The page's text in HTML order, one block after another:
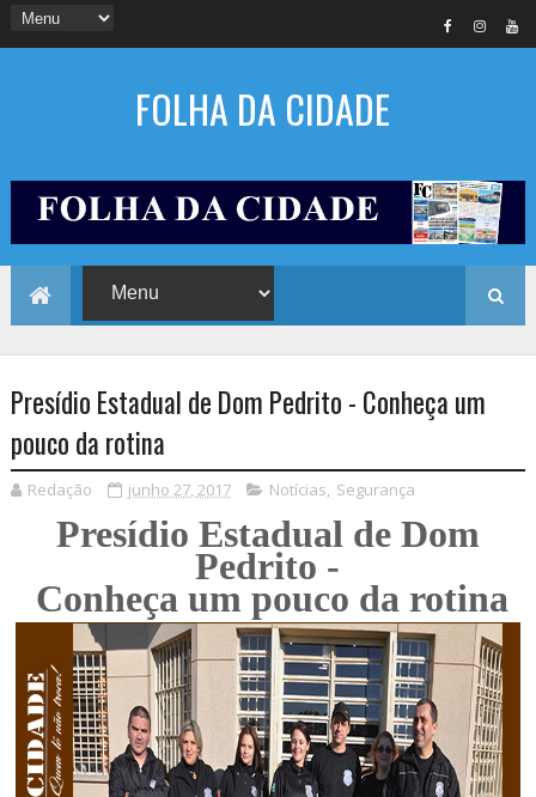
FOLHA DA CIDADE
Presídio Estadual de Dom Pedrito - Conheça um
pouco da rotina
Redação junho 27, 2017 Notícias, Segurança
Presídio Estadual de Dom
Pedrito -
Conheça um pouco da rotina